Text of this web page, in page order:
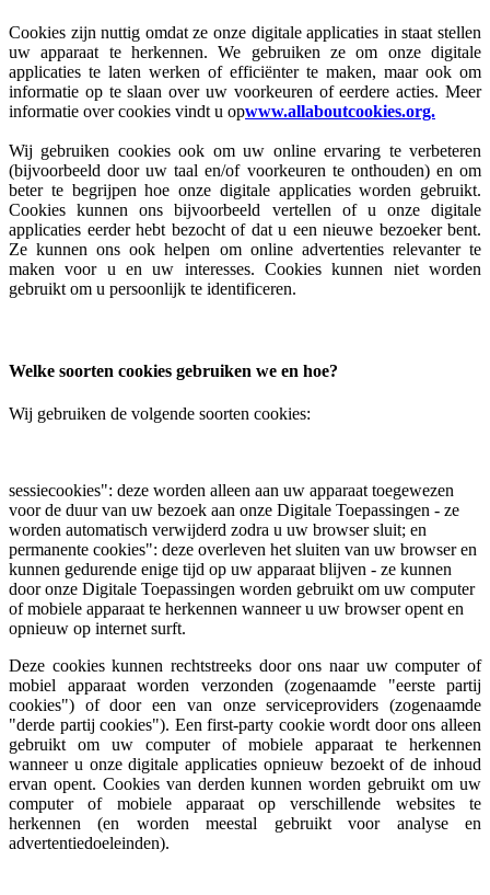
Cookies zijn nuttig omdat ze onze digitale applicaties in staat stellen
uw apparaat te herkennen. We gebruiken ze om onze digitale
applicaties te laten werken of efficiënter te maken, maar ook om
informatie op te slaan over uw voorkeuren of eerdere acties. Meer
informatie over cookies vindt u opwww.allaboutcookies.org.
Wij gebruiken cookies ook om uw online ervaring te verbeteren
(bijvoorbeeld door uw taal en/of voorkeuren te onthouden) en om
beter te begrijpen hoe onze digitale applicaties worden gebruikt.
Cookies kunnen ons bijvoorbeeld vertellen of u onze digitale
applicaties eerder hebt bezocht of dat u een nieuwe bezoeker bent.
Ze kunnen ons ook helpen om online advertenties relevanter te
maken voor u en uw interesses. Cookies kunnen niet worden
gebruikt om u persoonlijk te identificeren.
Welke soorten cookies gebruiken we en hoe?
Wij gebruiken de volgende soorten cookies:
sessiecookies": deze worden alleen aan uw apparaat toegewezen
voor de duur van uw bezoek aan onze Digitale Toepassingen - ze
worden automatisch verwijderd zodra u uw browser sluit; en
permanente cookies": deze overleven het sluiten van uw browser en
kunnen gedurende enige tijd op uw apparaat blijven - ze kunnen
door onze Digitale Toepassingen worden gebruikt om uw computer
of mobiele apparaat te herkennen wanneer u uw browser opent en
opnieuw op internet surft.
Deze cookies kunnen rechtstreeks door ons naar uw computer of
mobiel apparaat worden verzonden (zogenaamde "eerste partij
cookies") of door een van onze serviceproviders (zogenaamde
"derde partij cookies"). Een first-party cookie wordt door ons alleen
gebruikt om uw computer of mobiele apparaat te herkennen
wanneer u onze digitale applicaties opnieuw bezoekt of de inhoud
ervan opent. Cookies van derden kunnen worden gebruikt om uw
computer of mobiele apparaat op verschillende websites te
herkennen (en worden meestal gebruikt voor analyse en
advertentiedoeleinden).